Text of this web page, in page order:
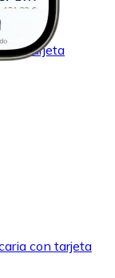
con tarjeta
con tarjeta